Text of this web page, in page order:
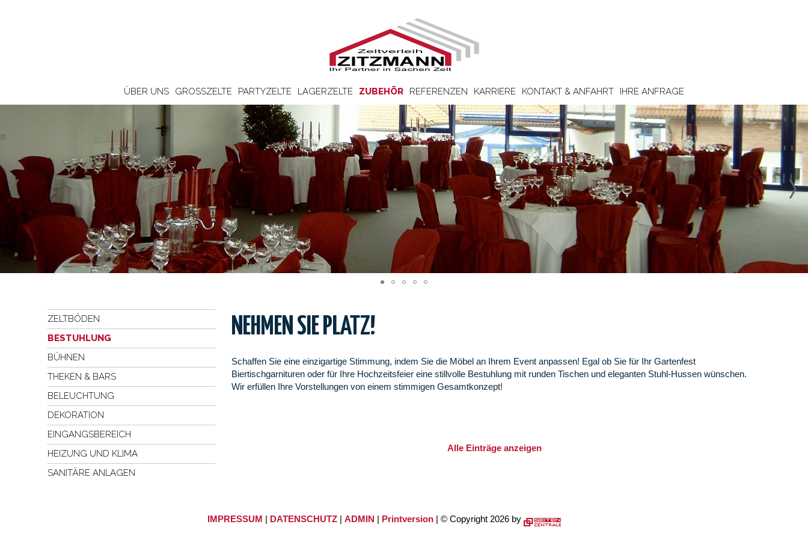
ÜBER UNS GROSSZELTE PARTYZELTE LAGERZELTE ZUBEHÖR REFERENZEN KARRIERE KONTAKT & ANFAHRT IHRE ANFRAGE
ZELTBÖDEN
BESTUHLUNG
BÜHNEN
THEKEN & BARS
BELEUCHTUNG
DEKORATION
EINGANGSBEREICH
HEIZUNG UND KLIMA
SANITÄRE ANLAGEN
NEHMEN SIE PLATZ!
Schaffen Sie eine einzigartige Stimmung, indem Sie die Möbel an Ihrem Event anpassen! Egal ob Sie für Ihr Gartenfest
Biertischgarnituren oder für Ihre Hochzeitsfeier eine stillvolle Bestuhlung mit runden Tischen und eleganten Stuhl-Hussen wünschen.
Wir erfüllen Ihre Vorstellungen von einem stimmigen Gesamtkonzept!
Alle Einträge anzeigen
IMPRESSUM | DATENSCHUTZ| ADMIN | Printversion| © Copyright 2026 by